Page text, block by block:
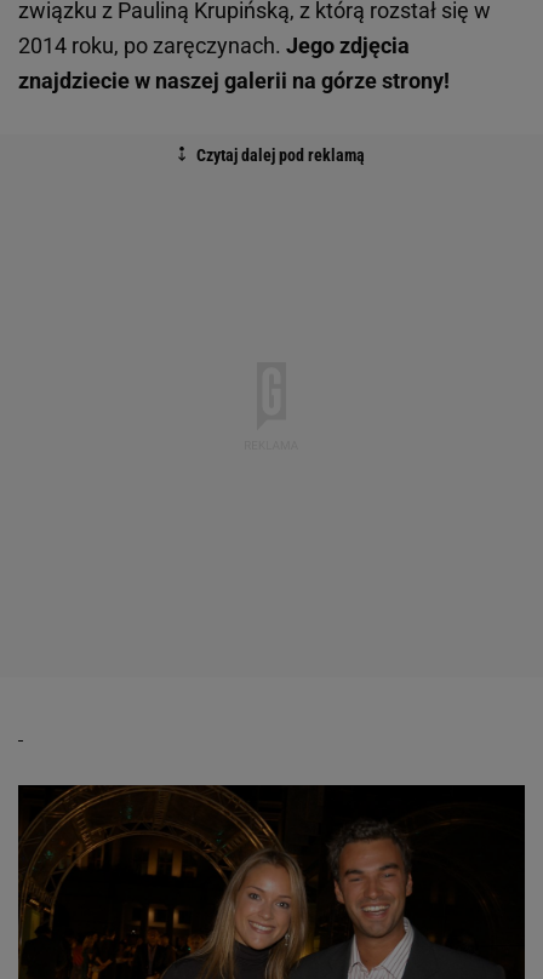
związku z Pauliną Krupińską, z którą rozstał się w
2014 roku, po zaręczynach. Jego zdjęcia
znajdziecie w naszej galerii na górze strony!